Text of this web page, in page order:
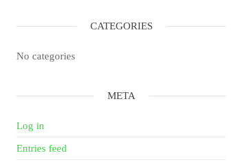
CATEGORIES
No categories
META
Log in
Entries feed